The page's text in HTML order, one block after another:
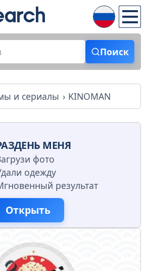
Поиск
и сериалы KINOMAN
МЕНЯ
фото
одежду
результат
Открыть